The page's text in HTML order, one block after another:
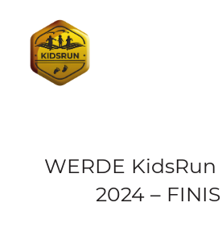
WERDE
2024 –